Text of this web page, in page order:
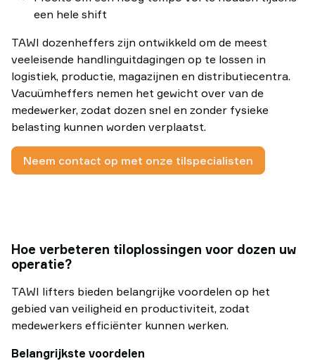
een hele shift
TAWI dozenheffers zijn ontwikkeld om de meest
veeleisende handling­uitdagingen op te lossen in
logistiek, productie, magazijnen en distributiecentra.
Vacuümheffers nemen het gewicht over van de
medewerker, zodat dozen snel en zonder fysieke
belasting kunnen worden verplaatst.
Neem contact op met onze tilspecialisten
Hoe verbeteren tiloplossingen voor dozen uw
operatie?
TAWI lifters bieden belangrijke voordelen op het
gebied van veiligheid en productiviteit, zodat
medewerkers efficiënter kunnen werken.
Belangrijkste voordelen